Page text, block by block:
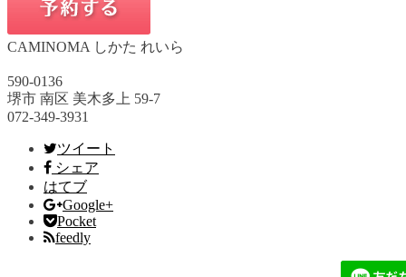
CAMINOMA しかた れいら
590-0136
堺市 南区 美木多上 59-7
072-349-3931
ツイート
シェア
はてブ
Google+
Pocket
feedly